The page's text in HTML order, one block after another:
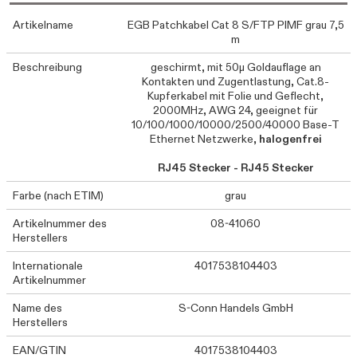
Artikelname
EGB Patchkabel Cat 8 S/FTP PIMF grau 7,5
m
Beschreibung
geschirmt, mit 50µ Goldauflage an
Kontakten und Zugentlastung, Cat.8-
Kupferkabel mit Folie und Geflecht,
2000MHz, AWG 24, geeignet für
10/100/1000/10000/2500/40000 Base-T
Ethernet Netzwerke, halogenfrei
RJ45 Stecker - RJ45 Stecker
Farbe (nach ETIM)
grau
Artikelnummer des
Herstellers
08-41060
Internationale
Artikelnummer
4017538104403
Name des
Herstellers
S-Conn Handels GmbH
EAN/GTIN 4017538104403